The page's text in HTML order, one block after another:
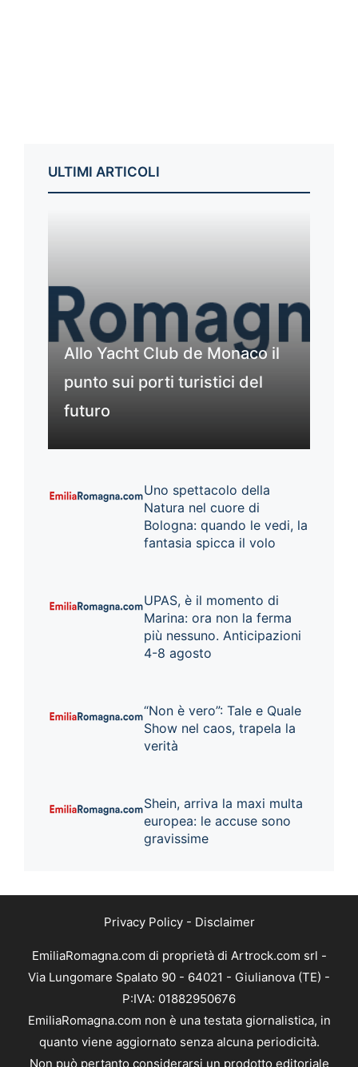
ULTIMI ARTICOLI
Allo Yacht Club de Monaco il
punto sui porti turistici del
futuro
Uno spettacolo della
Natura nel cuore di
Bologna: quando le vedi, la
fantasia spicca il volo
UPAS, è il momento di
Marina: ora non la ferma
più nessuno. Anticipazioni
4-8 agosto
“Non è vero”: Tale e Quale
Show nel caos, trapela la
verità
Shein, arriva la maxi multa
europea: le accuse sono
gravissime
Privacy Policy- Disclaimer
EmiliaRomagna.com di proprietà di Artrock.com srl -
Via Lungomare Spalato 90 - 64021 - Giulianova (TE) -
P:IVA: 01882950676
EmiliaRomagna.com non è una testata giornalistica, in
quanto viene aggiornato senza alcuna periodicità.
Non può pertanto considerarsi un prodotto editoriale